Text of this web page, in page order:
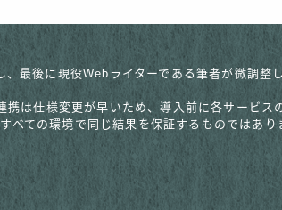
後に現役Webライターである筆者が微調整
は仕様変更が早いため、導入前に各サービス
ての環境で同じ結果を保証するものではあり